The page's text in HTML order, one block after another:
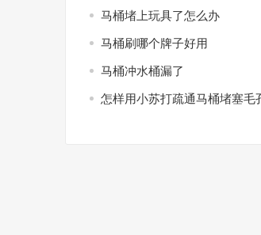
马桶堵上玩具了怎么办
马桶刷哪个牌子好用
马桶冲水桶漏了
怎样用小苏打疏通马桶堵塞毛